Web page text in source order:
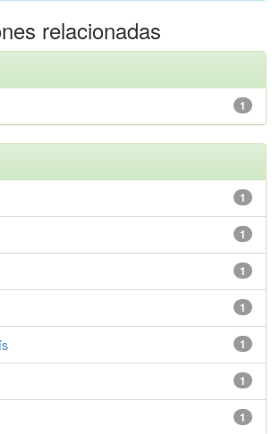
relacionadas
1
1
1
1
1
1
1
1